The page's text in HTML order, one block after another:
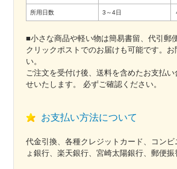
所用日数 3～4日
■小さな商品や軽い物は簡易書留、代引郵
クリックポストでのお届けも可能です。お
い。
ご注文を受付け後、送料を含めたお支払い
せいたします。 必ずご確認ください。
お支払い方法について
代金引換、各種クレジットカード、コン
ょ銀行、楽天銀行、宮崎太陽銀行、郵便振